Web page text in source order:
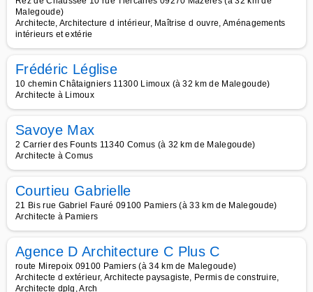
Malegoude)
Architecte, Architecture d intérieur, Maîtrise d ouvre, Aménagements
intérieurs et extérie
Frédéric Léglise
10 chemin Châtaigniers 11300 Limoux (à 32 km de Malegoude)
Architecte à Limoux
Savoye Max
2 Carrier des Founts 11340 Comus (à 32 km de Malegoude)
Architecte à Comus
Courtieu Gabrielle
21 Bis rue Gabriel Fauré 09100 Pamiers (à 33 km de Malegoude)
Architecte à Pamiers
Agence D Architecture C Plus C
route Mirepoix 09100 Pamiers (à 34 km de Malegoude)
Architecte d extérieur, Architecte paysagiste, Permis de construire,
Architecte dplg, Arch